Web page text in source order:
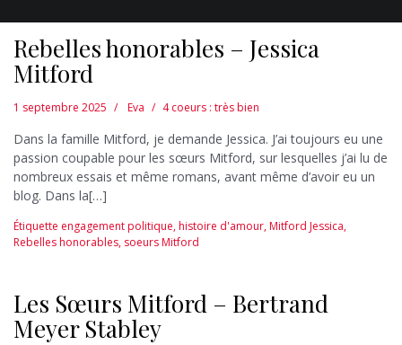
Rebelles honorables – Jessica
Mitford
1 septembre 2025 Eva 4 coeurs : très bien
Dans la famille Mitford, je demande Jessica. J’ai toujours eu une
passion coupable pour les sœurs Mitford, sur lesquelles j’ai lu de
nombreux essais et même romans, avant même d’avoir eu un
blog. Dans la[…]
Étiquette engagement politique,histoire d'amour,Mitford Jessica,
Rebelles honorables, soeurs Mitford
Les Sœurs Mitford – Bertrand
Meyer Stabley